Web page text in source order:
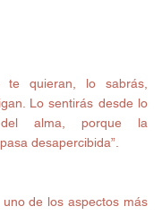
te quieran, lo sabrás,
Lo sentirás desde lo
alma, porque la
desapercibida”.
de los aspectos más